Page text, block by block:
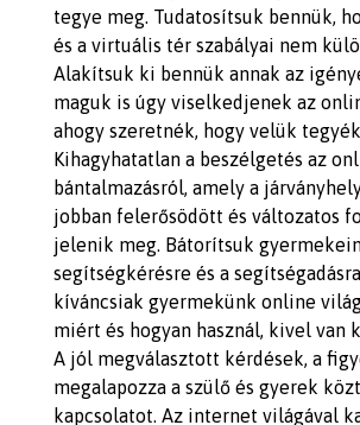
tegye meg. Tudatosítsuk bennük,
és a virtuális tér szabályai nem
Alakítsuk ki bennük annak az
maguk is úgy viselkedjenek az
ahogy szeretnék, hogy velük
Kihagyhatatlan a beszélgetés az
bántalmazásról, amely a
jobban felerősödött és változatos
jelenik meg. Bátorítsuk
segítségkérésre és a
kíváncsiak gyermekünk online
miért és hogyan használ, kivel van
A jól megválasztott kérdések, a
megalapozza a szülő és gyerek
kapcsolatot. Az internet világával